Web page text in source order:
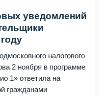
уведомлений
налогового
2 ноября в программе
1» ответила на
гражданами